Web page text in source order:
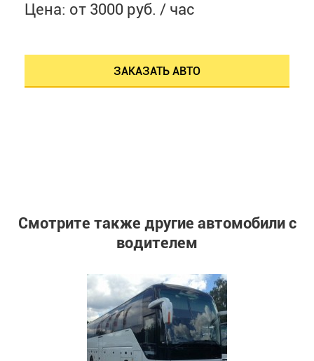
Цена: от 3000 руб. / час
ЗАКАЗАТЬ АВТО
Смотрите также другие автомобили с
водителем